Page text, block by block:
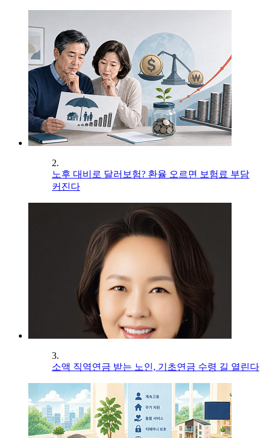
2.
노후 대비로 달러보험? 환율 오르면 보험료 부담
커진다
3.
소액 직역연금 받는 노인, 기초연금 수령 길 열린다